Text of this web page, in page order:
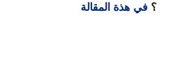
؟ في هذة المقالة